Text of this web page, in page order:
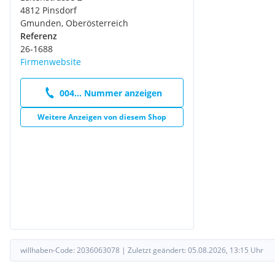
4812 Pinsdorf
Gmunden, Oberösterreich
Referenz
26-1688
Firmenwebsite
004... Nummer anzeigen
Weitere Anzeigen von diesem Shop
willhaben-Code: 2036063078 | Zuletzt geändert: 05.08.2026, 13:15 Uhr